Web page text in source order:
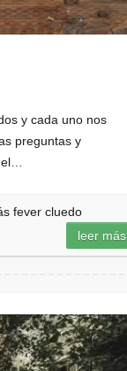
y cada uno nos
preguntas y
fever cluedo
leer más